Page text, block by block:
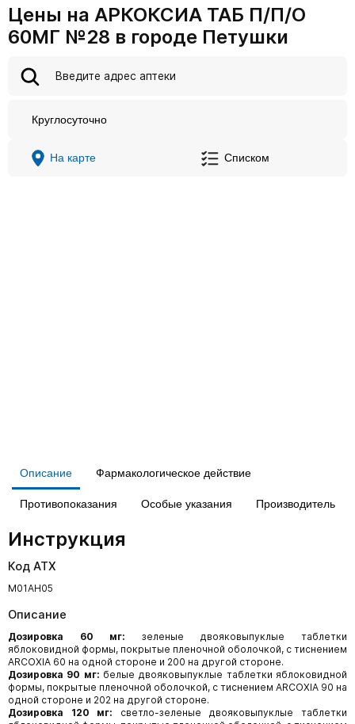
Цены на АРКОКСИА ТАБ П/П/О
60МГ №28 в городе Петушки
Круглосуточно
На карте Списком
Описание Фармакологическое действие
Противопоказания Особые указания Производитель
Инструкция
Код АТХ
M01AH05
Описание
Дозировка 60 мг: зеленые двояковыпуклые таблетки
яблоковидной формы, покрытые пленочной оболочкой, с тиснением
ARCOXIА 60 на одной стороне и 200 на другой стороне.
Дозировка 90 мг: белые двояковыпуклые таблетки яблоковидной
формы, покрытые пленочной оболочкой, с тиснением ARCOXIA 90 на
одной стороне и 202 на другой стороне.
Дозировка 120 мг: светло-зеленые двояковыпуклые таблетки